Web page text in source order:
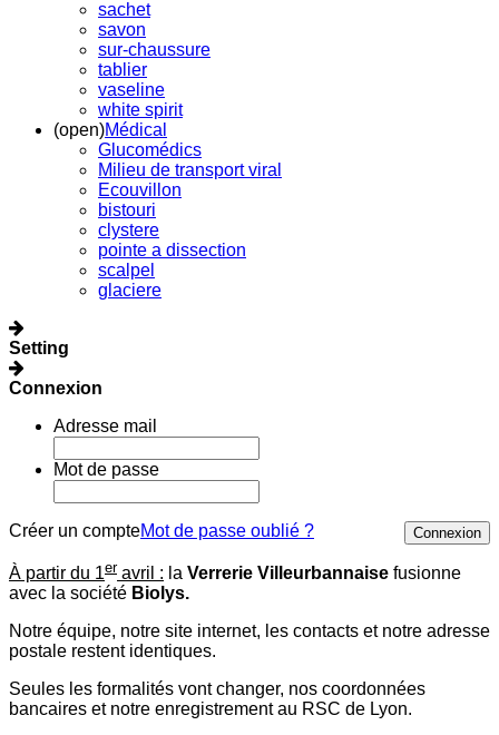
sachet
savon
sur-chaussure
tablier
vaseline
white spirit
(open)Médical
Glucomédics
Milieu de transport viral
Ecouvillon
bistouri
clystere
pointe a dissection
scalpel
glaciere
Setting
Connexion
Adresse mail
Mot de passe
Créer un compte Connexion
Mot de passe oublié ?
À partir du 1er avril : la Verrerie Villeurbannaise fusionne
avec la société Biolys.
Notre équipe, notre site internet, les contacts et notre adresse
postale restent identiques.
Seules les formalités vont changer, nos coordonnées
bancaires et notre enregistrement au RSC de Lyon.